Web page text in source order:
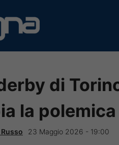
di
la polemica
23 Maggio 2026 - 19:00